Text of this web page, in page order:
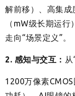
解前移）、高集
（mW级长期运
走向“场景定义”。
2. 感知与交互：
1200万像素